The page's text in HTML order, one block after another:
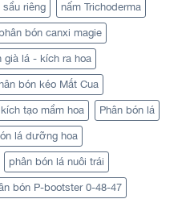
sầu riêng nấm Trichoderma
phân bón canxi magie
già lá - kích ra hoa
bón kéo Mắt Cua
tạo mầm hoa Phân bón lá
lá dưỡng hoa
phân bón lá nuôi trái
bón P-bootster 0-48-47